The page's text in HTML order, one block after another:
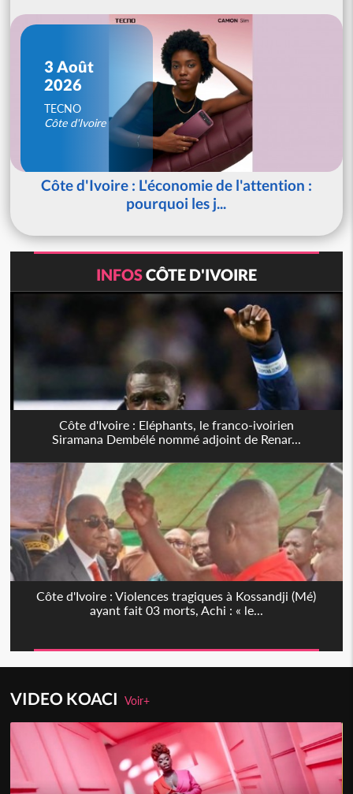
3 Août
2026
TECNO
Côte d'Ivoire
Côte d'Ivoire : L'économie de l'attention :
pourquoi les j...
INFOSCÔTE D'IVOIRE
Côte d'Ivoire : Eléphants, le franco-ivoirien
Siramana Dembélé nommé adjoint de Renar...
Côte d'Ivoire : Violences tragiques à Kossandji (Mé)
ayant fait 03 morts, Achi : « le...
VIDEO KOACIVoir+